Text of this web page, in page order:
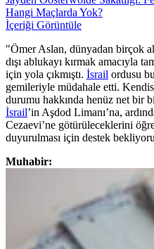
Hangi Maçlarda Yok?
İçeriği Görüntüle
"Ömer Aslan, dünyadan birçok
dışı ablukayı kırmak amacıyla
için yola çıkmıştı. İsrail ordusu
gemileriyle müdahale etti.
durumu hakkında henüz net bir
İsrail’in Aşdod Limanı’na,
Cezaevi’ne götürüleceklerini
duyurulması için destek
Muhabir: